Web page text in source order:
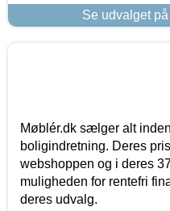
Se udvalget
Møblér.dk sælger alt
boligindretning. Deres
webshoppen og i deres
muligheden for rentefri
deres udvalg.